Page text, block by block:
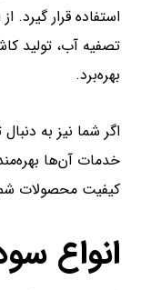
استفاده قرار گیرد.
تصفیه آب، تولید
بهره‌برد.
اگر شما نیز به
خدمات آن‌ها
کیفیت محصولات
انواع